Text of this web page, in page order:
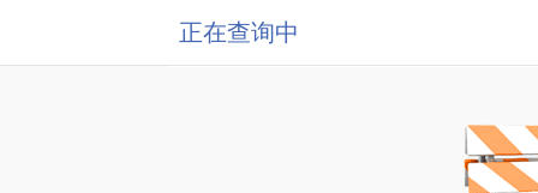
正在查询中